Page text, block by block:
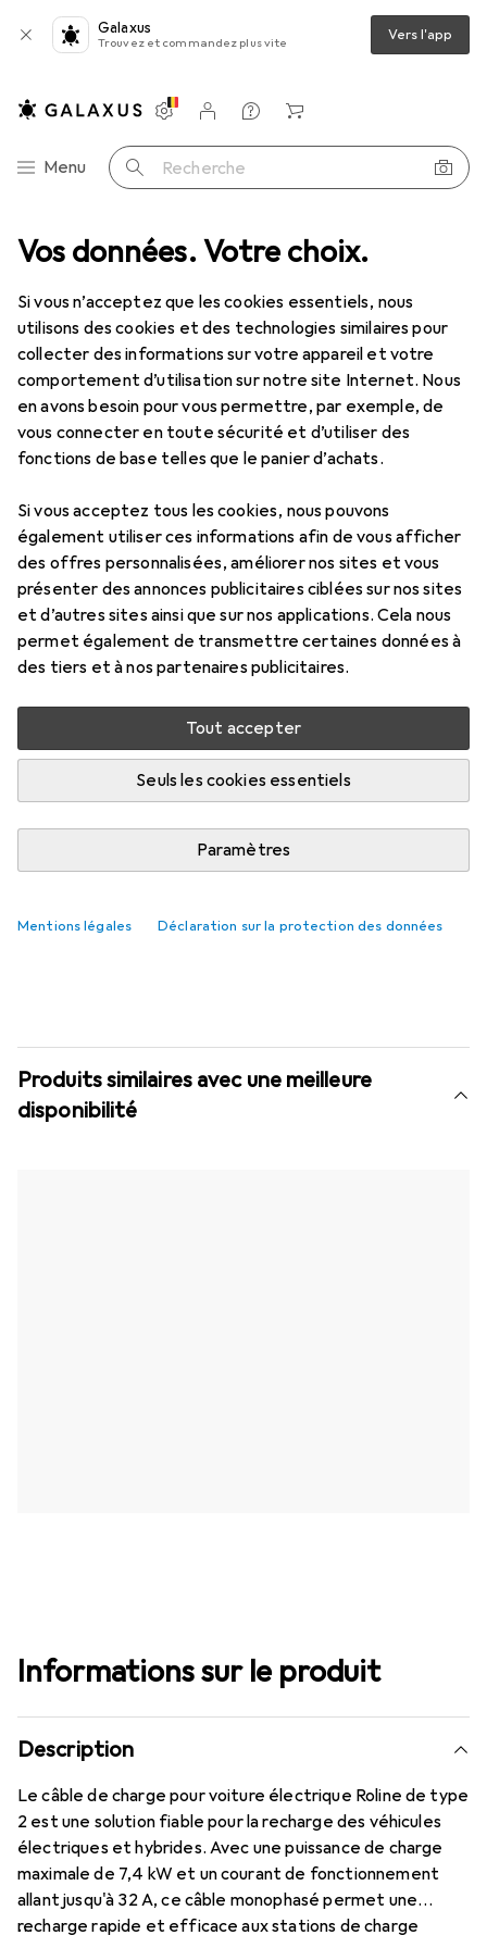
Vos données. Votre choix.
Si vous n’acceptez que les cookies essentiels, nous
utilisons des cookies et des technologies similaires pour
collecter des informations sur votre appareil et votre
comportement d’utilisation sur notre site Internet. Nous
en avons besoin pour vous permettre, par exemple, de
vous connecter en toute sécurité et d’utiliser des
fonctions de base telles que le panier d’achats.
Si vous acceptez tous les cookies, nous pouvons
également utiliser ces informations afin de vous afficher
des offres personnalisées, améliorer nos sites et vous
présenter des annonces publicitaires ciblées sur nos sites
et d’autres sites ainsi que sur nos applications. Cela nous
permet également de transmettre certaines données à
des tiers et à nos partenaires publicitaires.
Tout accepter
Seuls les cookies essentiels
Paramètres
Mentions légales Déclaration sur la protection des données
Galaxus
Trouvez et commandez plus vite Vers l'app
Navigation par catégorie
Menu Recherche
Paramètres
Compte client
Listes de comparaison
Listes d'envies
Panier
Roline Câble de recharge pour voiture électrique Type2, monophasé
10 images
RolineCâble de recharge pour voiture
électrique Type2, monophasé
Prix en EUR TVA incl.
EUR
209,57
2
Évaluations Marque
Plus de produits Roline
Plus de 10 pièces en stock chez le fournisseur
M'informer si le produit est disponible plus tôt
Ajouter au panier
Produits similaires avec une meilleure
disponibilité
Informations sur le produit
Description
Le câble de charge pour voiture électrique Roline de type
2 est une solution fiable pour la recharge des véhicules
électriques et hybrides. Avec une puissance de charge
maximale de 7,4 kW et un courant de fonctionnement
allant jusqu'à 32 A, ce câble monophasé permet une
recharge rapide et efficace aux stations de charge